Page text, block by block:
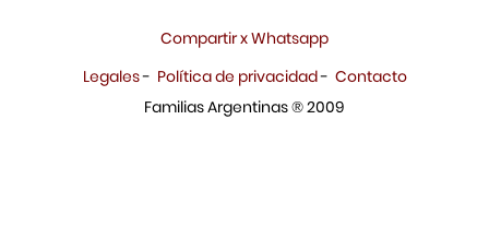
Compartir x Whatsapp
Legales- Política de privacidad- Contacto
Familias Argentinas ® 2009